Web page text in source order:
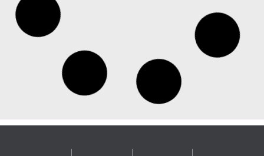
Parque de aventuras implanta câmeras de rede
Axis, controle de acesso e sistemas de áudio
inteligente
Recursos analíticos de vídeo da Axis ajudam a otimizar
o dimensionamento das equipes e o atendimento ao
cliente nas atrações, áreas de alimentação e salas de